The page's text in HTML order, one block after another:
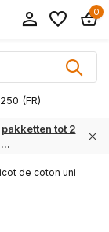
0
(FR)
pakketten tot 2
de coton uni